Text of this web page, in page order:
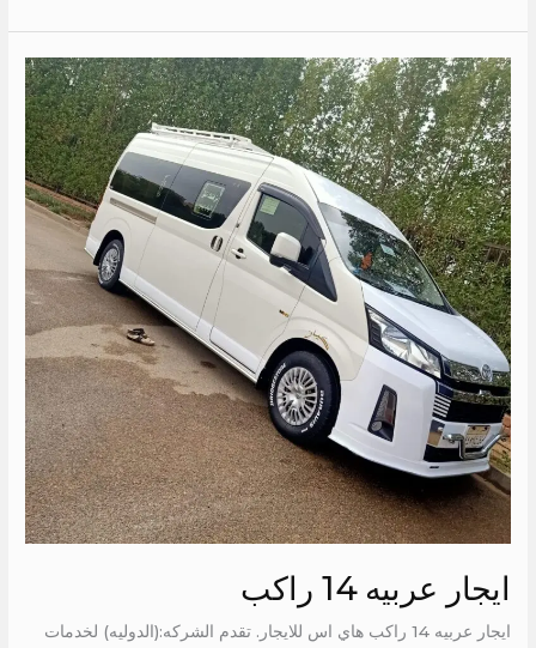
ايجار عربيه 14 راكب
ايجار عربيه 14 راكب هاي اس للايجار. تقدم الشركه:(الدوليه) لخدمات
ايجار
عربيه
14
راكب